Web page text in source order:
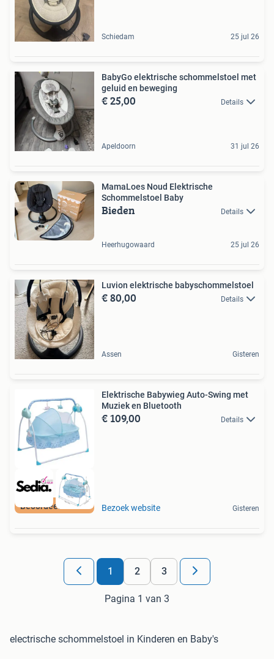
Schiedam 25 jul 26
BabyGo elektrische schommelstoel met
geluid en beweging
€ 25,00 Details
Apeldoorn 31 jul 26
MamaLoes Noud Elektrische
Schommelstoel Baby
Bieden Details
Heerhugowaard 25 jul 26
Luvion elektrische babyschommelstoel
€ 80,00 Details
Assen Gisteren
Beoordeeld met 9+
Elektrische Babywieg Auto-Swing met
Muziek en Bluetooth
€ 109,00 Details
Bezoek website Gisteren
1 2 3
Pagina 1 van 3
electrische schommelstoel in Kinderen en Baby's